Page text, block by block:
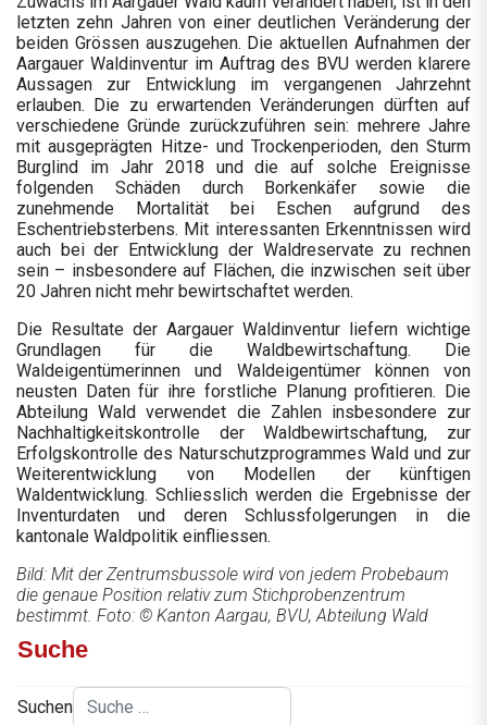
letzten zehn Jahren von einer deutlichen Veränderung der
beiden Grössen auszugehen. Die aktuellen Aufnahmen der
Aargauer Waldinventur im Auftrag des BVU werden klarere
Aussagen zur Entwicklung im vergangenen Jahrzehnt
erlauben. Die zu erwartenden Veränderungen dürften auf
verschiedene Gründe zurückzuführen sein: mehrere Jahre
mit ausgeprägten Hitze- und Trockenperioden, den Sturm
Burglind im Jahr 2018 und die auf solche Ereignisse
folgenden Schäden durch Borkenkäfer sowie die
zunehmende Mortalität bei Eschen aufgrund des
Eschentriebsterbens. Mit interessanten Erkenntnissen wird
auch bei der Entwicklung der Waldreservate zu rechnen
sein – insbesondere auf Flächen, die inzwischen seit über
20 Jahren nicht mehr bewirtschaftet werden.
Die Resultate der Aargauer Waldinventur liefern wichtige
Grundlagen für die Waldbewirtschaftung. Die
Waldeigentümerinnen und Waldeigentümer können von
neusten Daten für ihre forstliche Planung profitieren. Die
Abteilung Wald verwendet die Zahlen insbesondere zur
Nachhaltigkeitskontrolle der Waldbewirtschaftung, zur
Erfolgskontrolle des Naturschutzprogrammes Wald und zur
Weiterentwicklung von Modellen der künftigen
Waldentwicklung. Schliesslich werden die Ergebnisse der
Inventurdaten und deren Schlussfolgerungen in die
kantonale Waldpolitik einfliessen.
Bild: Mit der Zentrumsbussole wird von jedem Probebaum
die genaue Position relativ zum Stichprobenzentrum
bestimmt. Foto: © Kanton Aargau, BVU, Abteilung Wald
Suche
Suchen